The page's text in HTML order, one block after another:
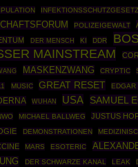
INFEKTIONSSCHUTZGESETZ
POLIZEIGEWALT
DER MENSCH KI DDR
MAINSTREAM
MASKENZWANG CRYPTIC
MUSIC GREAT RESET EDGAR
WUHAN USA SAMUEL
MICHAEL BALLWEG JUSTUS
DEMONSTRATIONEN
MARS ESOTERIC
DER SCHWARZE KANAL LEAK